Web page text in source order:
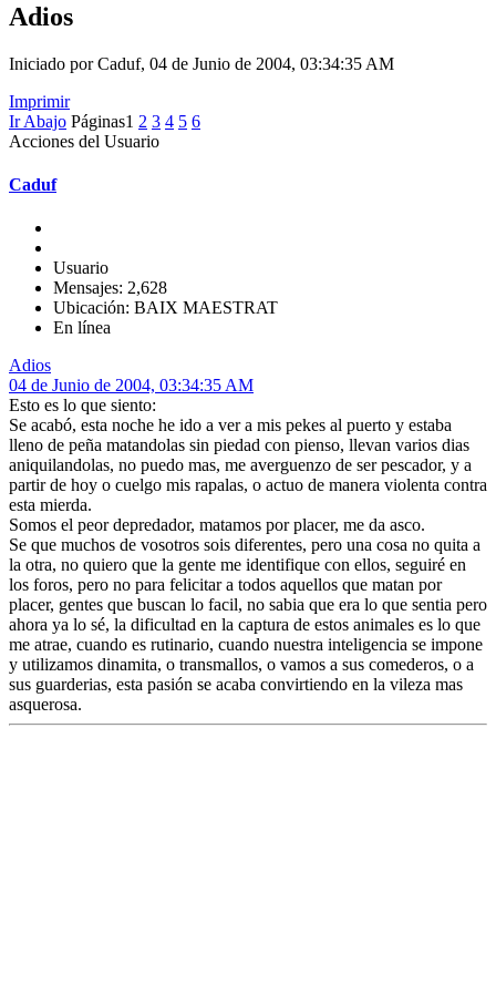
Adios
Iniciado por Caduf, 04 de Junio de 2004, 03:34:35 AM
Imprimir
Ir Abajo Páginas1 2 3 4 5 6
Acciones del Usuario
Caduf
Usuario
Mensajes: 2,628
Ubicación: BAIX MAESTRAT
En línea
Adios
04 de Junio de 2004, 03:34:35 AM
Esto es lo que siento:
Se acabó, esta noche he ido a ver a mis pekes al puerto y estaba
lleno de peña matandolas sin piedad con pienso, llevan varios dias
aniquilandolas, no puedo mas, me averguenzo de ser pescador, y a
partir de hoy o cuelgo mis rapalas, o actuo de manera violenta contra
esta mierda.
Somos el peor depredador, matamos por placer, me da asco.
Se que muchos de vosotros sois diferentes, pero una cosa no quita a
la otra, no quiero que la gente me identifique con ellos, seguiré en
los foros, pero no para felicitar a todos aquellos que matan por
placer, gentes que buscan lo facil, no sabia que era lo que sentia pero
ahora ya lo sé, la dificultad en la captura de estos animales es lo que
me atrae, cuando es rutinario, cuando nuestra inteligencia se impone
y utilizamos dinamita, o transmallos, o vamos a sus comederos, o a
sus guarderias, esta pasión se acaba convirtiendo en la vileza mas
asquerosa.